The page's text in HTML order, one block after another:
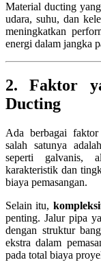
Material ducting
udara, suhu, dan
meningkatkan
energi dalam jangka
2. Faktor
Ducting
Ada berbagai
salah satunya
seperti galvanis,
karakteristik dan
biaya pemasangan.
Selain itu,
penting. Jalur pipa
dengan struktur
ekstra dalam
pada total biaya